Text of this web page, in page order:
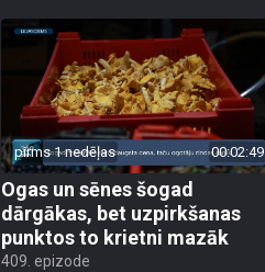
pirms 1 nedēļas 00:02:49
Ogas un sēnes šogad
dārgākas, bet uzpirkšanas
punktos to krietni mazāk
409. epizode